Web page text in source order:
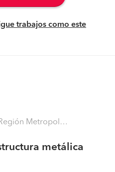
trabajos como este
Metropolitana - Santiago)
metálica